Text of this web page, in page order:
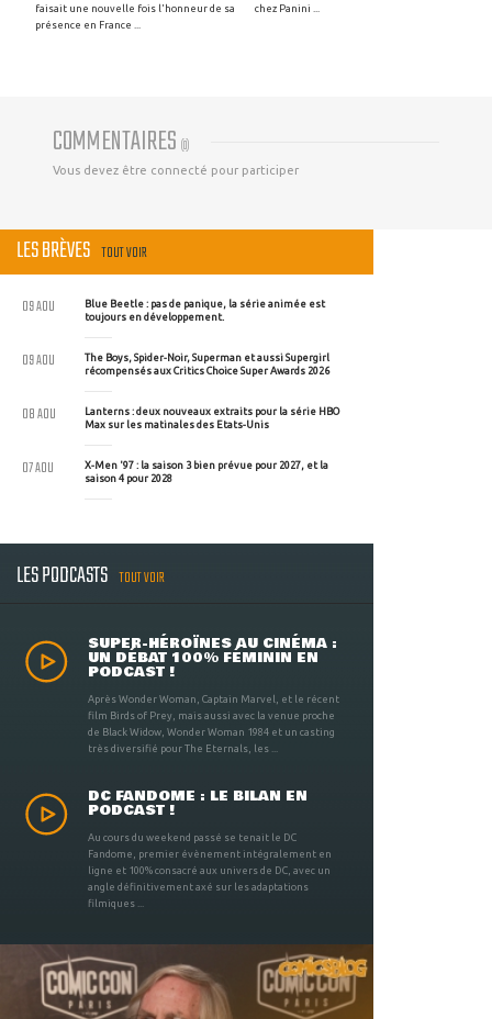
faisait une nouvelle fois l'honneur de sa
présence en France ...
chez Panini ...
COMMENTAIRES (0)
Vous devez être connecté pour participer
LES BRÈVES TOUT VOIR
Blue Beetle : pas de panique, la série animée est
toujours en développement.
09 AOU
The Boys, Spider-Noir, Superman et aussi Supergirl
récompensés aux Critics Choice Super Awards 2026
09 AOU
Lanterns : deux nouveaux extraits pour la série HBO
Max sur les matinales des Etats-Unis
08 AOU
X-Men '97 : la saison 3 bien prévue pour 2027, et la
saison 4 pour 2028
07 AOU
LES PODCASTS TOUT VOIR
SUPER-HÉROÏNES AU CINÉMA :
UN DÉBAT 100% FÉMININ EN
PODCAST !
Après Wonder Woman, Captain Marvel, et le récent
film Birds of Prey, mais aussi avec la venue proche
de Black Widow, Wonder Woman 1984 et un casting
très diversifié pour The Eternals, les ...
DC FANDOME : LE BILAN EN
PODCAST !
Au cours du weekend passé se tenait le DC
Fandome, premier évènement intégralement en
ligne et 100% consacré aux univers de DC, avec un
angle définitivement axé sur les adaptations
filmiques ...